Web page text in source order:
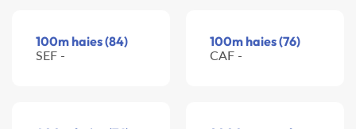
100m haies (84)
SEF -
100m haies (76)
CAF -